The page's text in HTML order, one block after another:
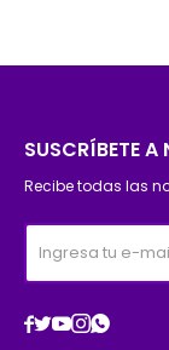
SUSCRÍBETE A
Recibe todas las
